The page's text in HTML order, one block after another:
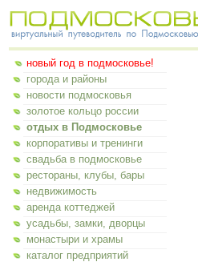
новый год в подмосковье!
города и районы
новости подмосковья
золотое кольцо россии
отдых в Подмосковье
корпоративы и тренинги
свадьба в подмосковье
рестораны, клубы, бары
недвижимость
аренда коттеджей
усадьбы, замки, дворцы
монастыри и храмы
каталог предприятий